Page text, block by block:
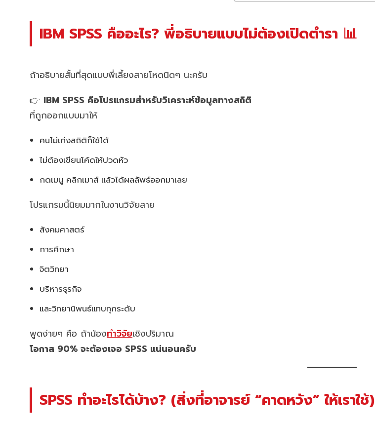
IBM SPSS คืออะไร? พี่อธิบายแบบไม่ต้องเปิดตำรา 📊
ถ้าอธิบายสั้นที่สุดแบบพี่เลี้ยงสายโหดนิดๆ นะครับ
👉 IBM SPSS คือโปรแกรมสำหรับวิเคราะห์ข้อมูลทางสถิติ
ที่ถูกออกแบบมาให้
คนไม่เก่งสถิติก็ใช้ได้
ไม่ต้องเขียนโค้ดให้ปวดหัว
กดเมนู คลิกเมาส์ แล้วได้ผลลัพธ์ออกมาเลย
โปรแกรมนี้นิยมมากในงานวิจัยสาย
สังคมศาสตร์
การศึกษา
จิตวิทยา
บริหารธุรกิจ
และวิทยานิพนธ์แทบทุกระดับ
พูดง่ายๆ คือ ถ้าน้องทำวิจัยเชิงปริมาณ
โอกาส 90% จะต้องเจอ SPSS แน่นอนครับ
SPSS ทำอะไรได้บ้าง? (สิ่งที่อาจารย์ “คาดหวัง” ให้เราใช้)